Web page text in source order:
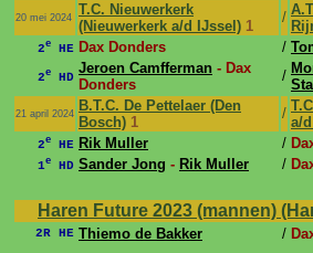
20 mei 2024 T.C. Nieuwerkerk
(Nieuwerkerk a/d IJssel) 1
/
2e HE Dax Donders /
2e HD
Jeroen Camfferman - Dax
Donders
/
21 april 2024 B.T.C. De Pettelaer (Den
Bosch) 1
/
a/
2e HE Rik Muller /
1e HD Sander Jong - Rik Muller /
Haren Future 2023 (mannen)
2R HE Thiemo de Bakker /